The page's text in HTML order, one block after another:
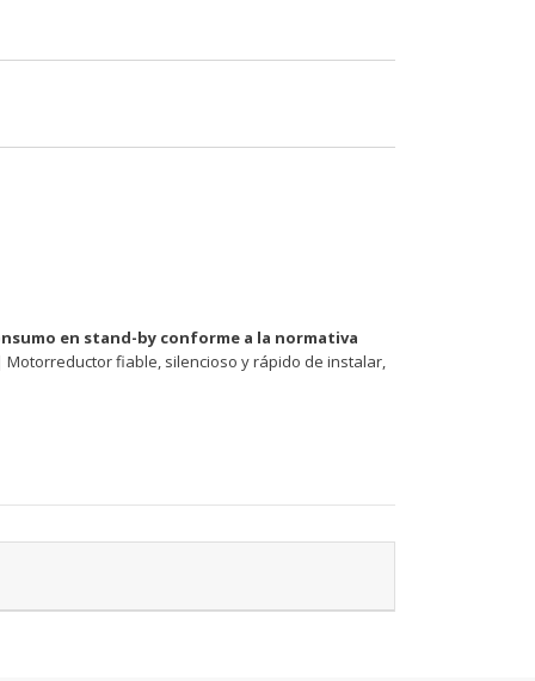
en stand-by conforme a la normativa
fiable, silencioso y rápido de instalar,